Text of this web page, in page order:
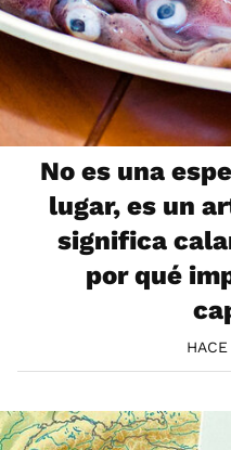
No es una
lugar, es un
significa
por qué